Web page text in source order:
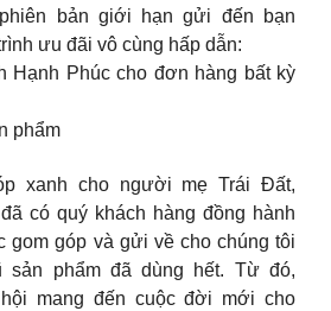
bản giới hạn gửi đến bạn
ưu đãi vô cùng hấp dẫn:
Hạnh Phúc cho đơn hàng bất kỳ
phẩm
xanh cho người mẹ Trái Đất,
có quý khách hàng đồng hành
gom góp và gửi về cho chúng tôi
sản phẩm đã dùng hết. Từ đó,
mang đến cuộc đời mới cho